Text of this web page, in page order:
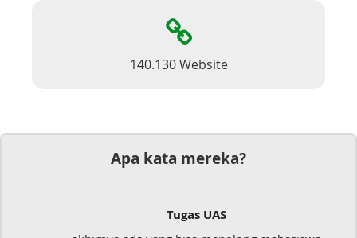
140.130 Website
Apa kata mereka?
Tugas UAS